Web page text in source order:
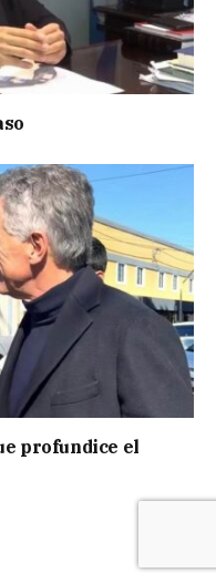
profundice el